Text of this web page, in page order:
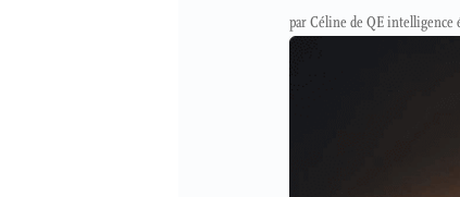
parCéline de QE intelligence